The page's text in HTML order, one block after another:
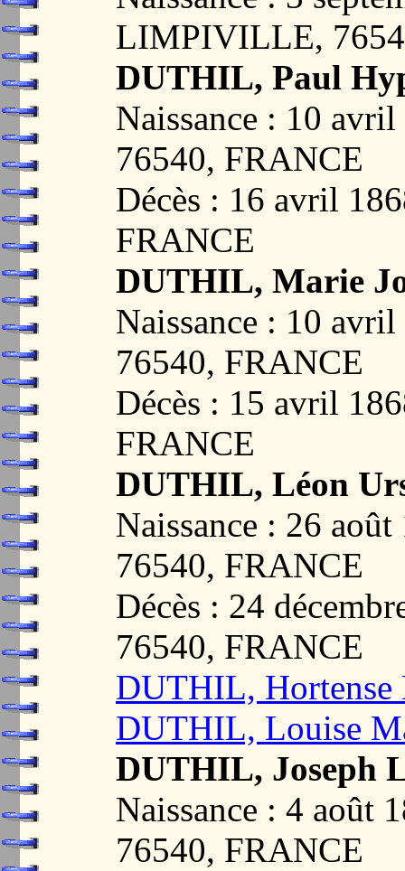
LIMPIVILLE,
DUTHIL, Paul
Naissance : 10
76540, FRANCE
Décès : 16 avril
FRANCE
DUTHIL, Marie
Naissance : 10
76540, FRANCE
Décès : 15 avril
FRANCE
DUTHIL, Léon
Naissance : 26
76540, FRANCE
Décès : 24
76540, FRANCE
DUTHIL, Hortense
DUTHIL, Louise
DUTHIL, Joseph
Naissance : 4 août
76540, FRANCE